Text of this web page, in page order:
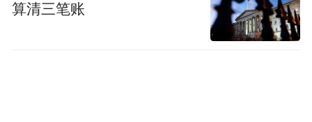
算清三笔账